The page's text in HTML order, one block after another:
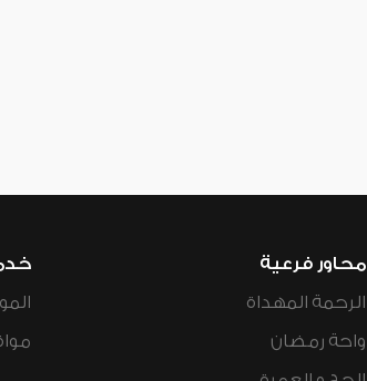
محاور فرعية
الرحمة المهداة
واحة رمضان